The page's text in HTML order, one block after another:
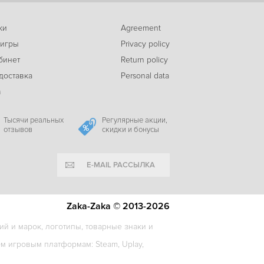
-20%
Deer & Boy - Deluxe Edition
899c
79
-21%
Unknown 9: Awakening 1813
Agreement
Privacy policy
Return policy
Personal data
Тысячи реальных
отзывов
Регулярные акции,
скидки и бонусы
E-MAIL РАССЫЛКА
и марок, логотипы, товарные знаки и
игровым платформам: Steam, Uplay,
Zaka-Zaka © 2013-2026